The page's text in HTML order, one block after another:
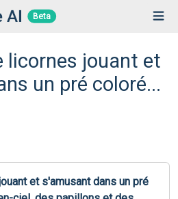
Beta
licornes jouant et
un pré coloré...
et s'amusant dans un pré